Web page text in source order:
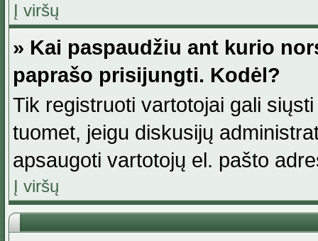
Į viršų
» Kai paspaudžiu ant kurio
paprašo prisijungti. Kodėl?
Tik registruoti vartotojai gali
tuomet, jeigu diskusijų
apsaugoti vartotojų el. pašto
Į viršų